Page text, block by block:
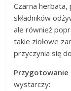
Czarna herbata,
składników
ale również
takie ziołowe
przyczynia się
Przygotowanie
wystarczy: